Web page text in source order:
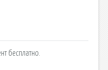
бесплатно.